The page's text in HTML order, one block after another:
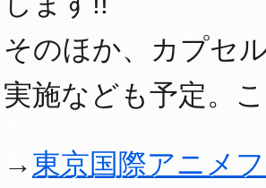
そのほか、カプセ
実施なども予定。
東京国際アニメ